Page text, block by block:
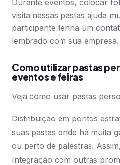
Durante eventos, colocar
visita nessas pastas ajuda
participante tenha um
lembrado com sua empresa.
Como utilizar pastas
eventos e feiras
Veja como usar pastas
Distribuição em pontos
suas pastas onde há muita
ou perto de palestras.
Integração com outras